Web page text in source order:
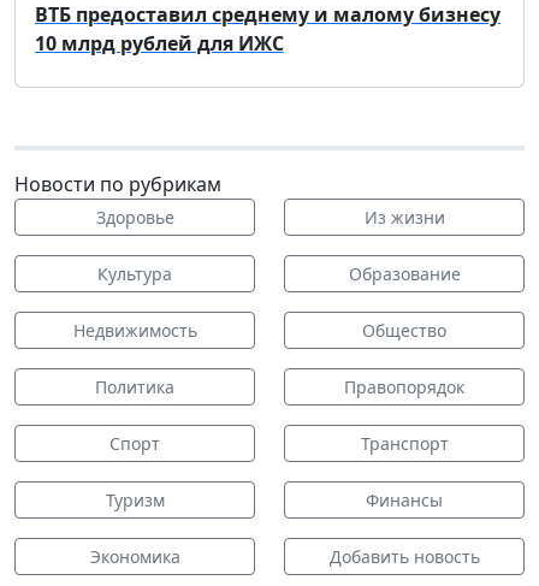
ВТБ предоставил среднему и малому бизнесу
10 млрд рублей для ИЖС
Новости по рубрикам
Здоровье Из жизни
Культура Образование
Недвижимость Общество
Политика Правопорядок
Спорт Транспорт
Туризм Финансы
Экономика Добавить новость